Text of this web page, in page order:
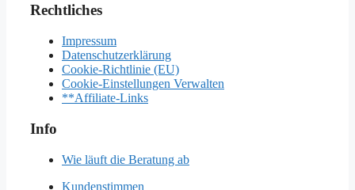
Rechtliches
Impressum
Datenschutzerklärung
Cookie-Richtlinie (EU)
Cookie-Einstellungen Verwalten
**Affiliate-Links
Info
Wie läuft die Beratung ab
Kundenstimmen